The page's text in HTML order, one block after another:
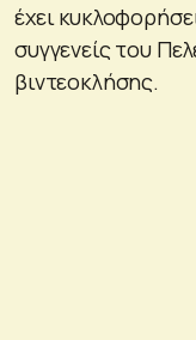
έχει
συγγενείς του
βιντεοκλήσης.